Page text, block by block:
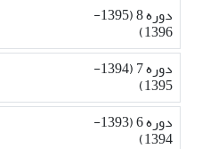
دوره 8 (1395-
1396)
دوره 7 (1394-
1395)
دوره 6 (1393-
1394)